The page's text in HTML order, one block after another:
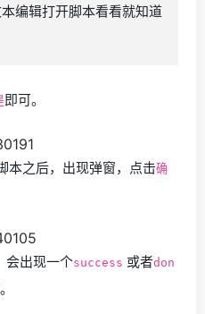
编辑打开脚本看看就知道
即可。
本之后，出现弹窗，点击确
会出现一个success 或者don